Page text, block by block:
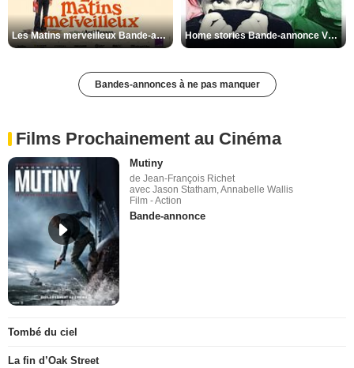
Les Matins merveilleux Bande-annonce VF Home stories Bande-annonce VO STFR
Bandes-annonces à ne pas manquer
Films Prochainement au Cinéma
Mutiny
de Jean-François Richet
avec Jason Statham, Annabelle Wallis
Film - Action
Bande-annonce
Tombé du ciel
La fin d’Oak Street